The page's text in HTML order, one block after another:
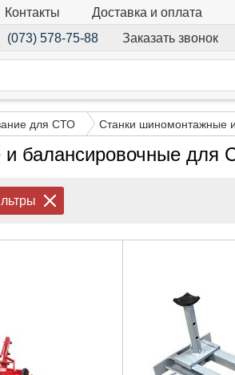
Контакты Доставка и оплата
(073) 578-75-88 Заказать звонок
для СТО Станки шиномонтажные
балансировочные для